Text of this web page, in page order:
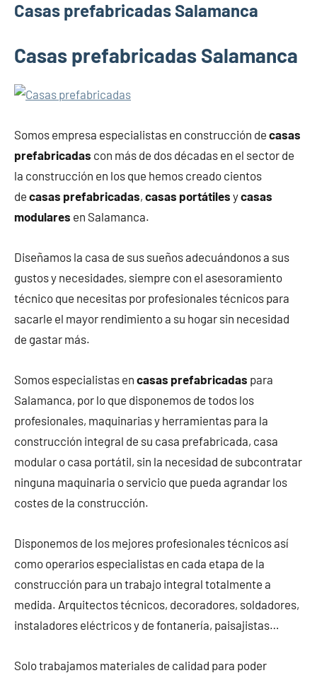
Casas prefabricadas Salamanca
Casas prefabricadas Salamanca
Somos empresa especialistas en construcción de casas
prefabricadas con más de dos décadas en el sector de
la construcción en los que hemos creado cientos
de casas prefabricadas, casas portátiles ycasas
modulares en Salamanca.
Diseñamos la casa de sus sueños adecuándonos a sus
gustos y necesidades, siempre con el asesoramiento
técnico que necesitas por profesionales técnicos para
sacarle el mayor rendimiento a su hogar sin necesidad
de gastar más.
Somos especialistas en casas prefabricadas para
Salamanca, por lo que disponemos de todos los
profesionales, maquinarias y herramientas para la
construcción integral de su casa prefabricada, casa
modular o casa portátil, sin la necesidad de subcontratar
ninguna maquinaria o servicio que pueda agrandar los
costes de la construcción.
Disponemos de los mejores profesionales técnicos así
como operarios especialistas en cada etapa de la
construcción para un trabajo integral totalmente a
medida. Arquitectos técnicos, decoradores, soldadores,
instaladores eléctricos y de fontanería, paisajistas…
Solo trabajamos materiales de calidad para poder